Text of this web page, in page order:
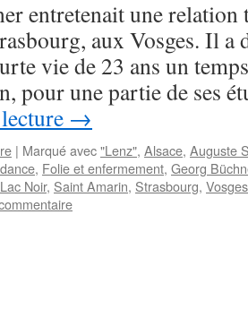
entretenait une relation
aux Vosges. Il a
vie de 23 ans un
pour une partie de ses
→
| Marqué avec"Lenz", Alsace, Auguste
, Folie et enfermement, Georg
Lac Noir, Saint Amarin, Strasbourg, Vosges